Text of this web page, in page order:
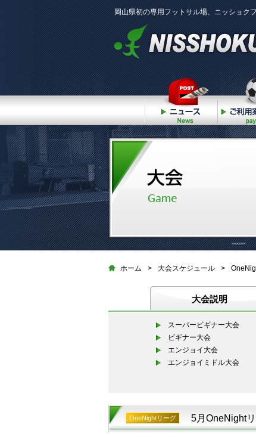
岡山県初の専用フットサル場、ニッショク
ニュース
ホーム > 大会スケジュール >
大会説明
スーパービギナー大会
ビギナー大会
エンジョイ大会
エンジョイミドル大会
OneNightリーグ 5月OneNight